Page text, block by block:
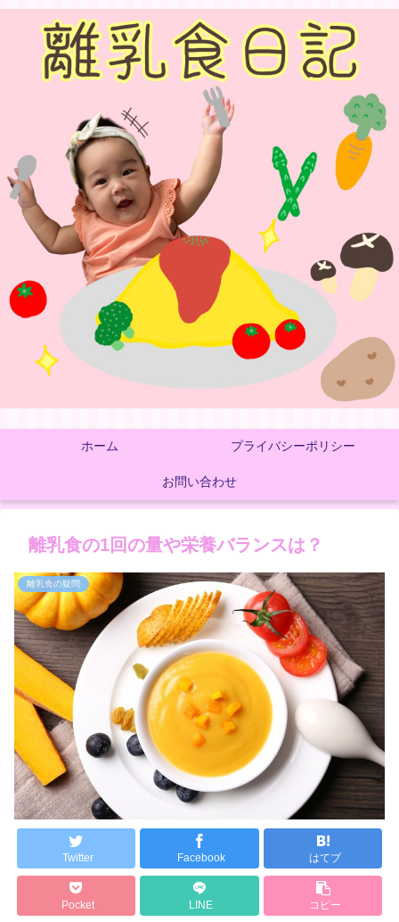
ホーム プライバシーポリシー
お問い合わせ
離乳食の1回の量や栄養バランスは？
離乳食の疑問
Twitter Facebook はてブ
Pocket LINE コピー